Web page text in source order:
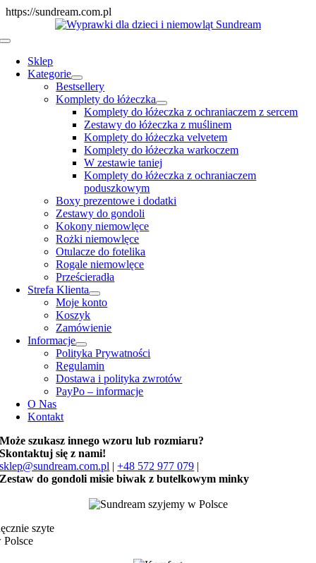
https://sundream.com.pl
to
Toggle
Navigation
Sklep
Kategorie
Bestsellery
Komplety do łóżeczka
Komplety do łóżeczka z ochraniaczem z sercem
Zestawy do łóżeczka z muślinem
Komplety do łóżeczka velvetem
Komplety do łóżeczka warkoczem
W zestawie taniej
Komplety do łóżeczka z ochraniaczem
poduszkowym
Boxy prezentowe i dodatki
Zestawy do gondoli
Kokony niemowlęce
Rożki niemowlęce
Otulacze do fotelika
Rogale niemowlęce
Prześcieradła
Strefa Klienta
Moje konto
Koszyk
Zamówienie
Informacje
Polityka Prywatności
Regulamin
Dostawa i polityka zwrotów
PayPo – informacje
O Nas
Kontakt
Może szukasz innego wzoru lub rozmiaru?
Skontaktuj się z nami!
sklep@sundream.com.pl |+48 572 977 079 |
Zestaw do gondoli misie biwak z butelkowym minky
szyte
Polsce